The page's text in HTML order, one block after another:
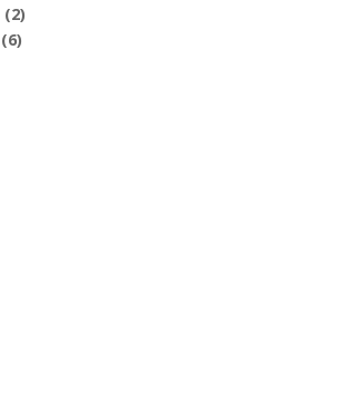
(2)
(6)